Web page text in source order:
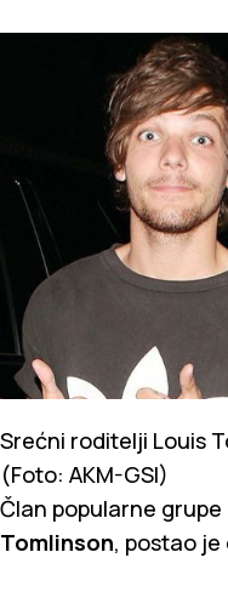
Srećni roditelji Louis
(Foto: AKM-GSI)
Član popularne grupe
Tomlinson, postao